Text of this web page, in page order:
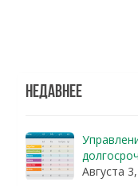
НЕДАВНЕЕ
Августа